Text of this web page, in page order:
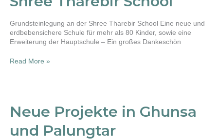
Grundsteinlegung an der Shree Tharebir School Eine neue und
erdbebensichere Schule für mehr als 80 Kinder, sowie eine
Erweiterung der Hauptschule – Ein großes Dankeschön
School
Read More »
Neue Projekte in Ghunsa
und Palungtar
Neue
Projekte
Ghunsa